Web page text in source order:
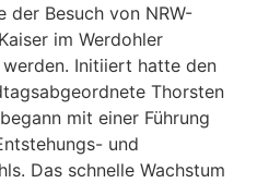
der Besuch von NRW-
im Werdohler
Initiiert hatte den
Thorsten
mit einer Führung
und
Das schnelle Wachstum